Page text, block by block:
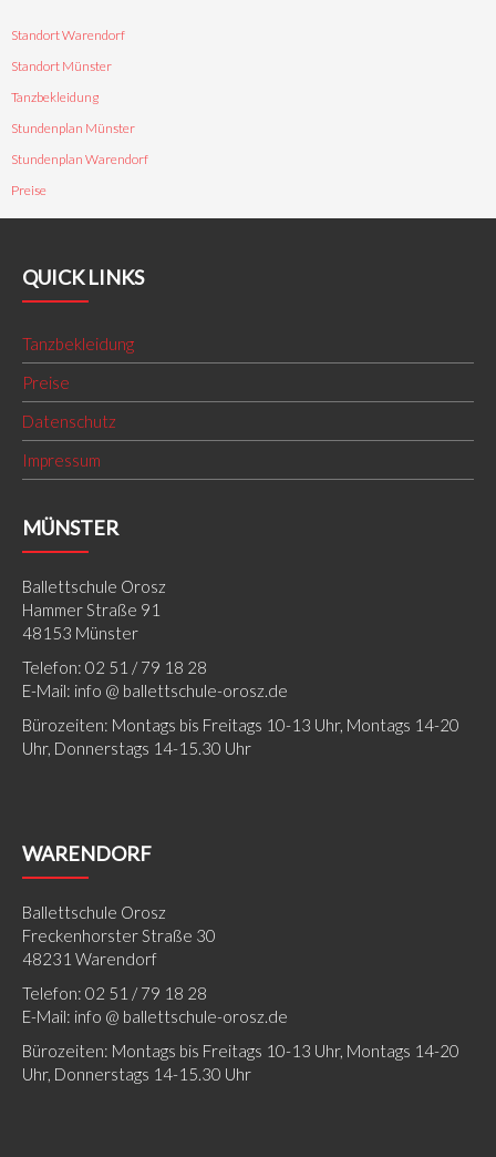
Standort Warendorf
Standort Münster
Tanzbekleidung
Stundenplan Münster
Stundenplan Warendorf
Preise
QUICK LINKS
Tanzbekleidung
Preise
Datenschutz
Impressum
MÜNSTER
Ballettschule Orosz
Hammer Straße 91
48153 Münster
Telefon: 02 51 / 79 18 28
E-Mail: info @ ballettschule-orosz.de
Bürozeiten: Montags bis Freitags 10-13 Uhr, Montags 14-20
Uhr, Donnerstags 14-15.30 Uhr
WARENDORF
Ballettschule Orosz
Freckenhorster Straße 30
48231 Warendorf
Telefon: 02 51 / 79 18 28
E-Mail: info @ ballettschule-orosz.de
Bürozeiten: Montags bis Freitags 10-13 Uhr, Montags 14-20
Uhr, Donnerstags 14-15.30 Uhr